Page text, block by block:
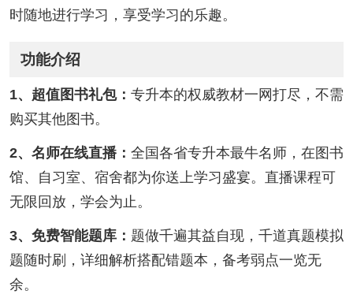
时随地进行学习，享受学习的乐趣。
功能介绍
1、超值图书礼包： 专升本的权威教材一网打尽，不需
购买其他图书。
2、名师在线直播： 全国各省专升本最牛名师，在图书
馆、自习室、宿舍都为你送上学习盛宴。直播课程可
无限回放，学会为止。
3、免费智能题库： 题做千遍其益自现，千道真题模拟
题随时刷，详细解析搭配错题本，备考弱点一览无
余。